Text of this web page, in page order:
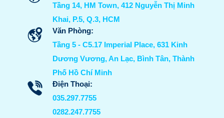
Tầng 14, HM Town, 412 Nguyễn Thị Minh
Khai, P.5, Q.3, HCM
Văn Phòng:
Tầng 5 - C5.17 Imperial Place, 631 Kinh
Dương Vương, An Lạc, Bình Tân, Thành
Phố Hồ Chí Minh
Điện Thoại:
035.297.7755
0282.247.7755